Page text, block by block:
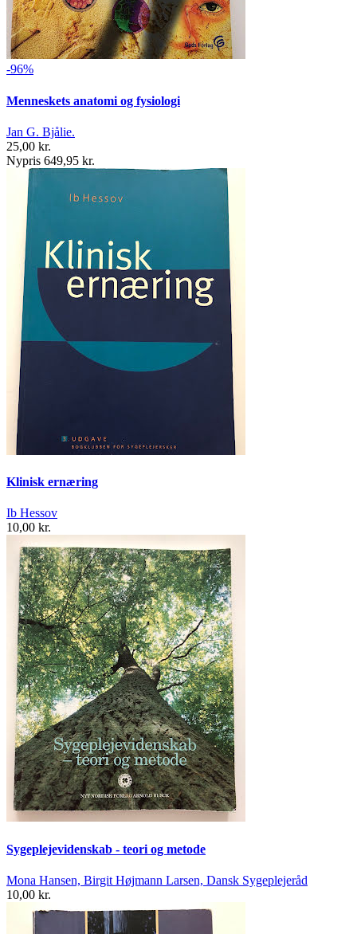
-96%
Menneskets anatomi og fysiologi
Jan G. Bjålie.
25,00 kr.
Nypris 649,95 kr.
Klinisk ernæring
Ib Hessov
10,00 kr.
Sygeplejevidenskab - teori og metode
Mona Hansen, Birgit Højmann Larsen, Dansk Sygeplejeråd
10,00 kr.